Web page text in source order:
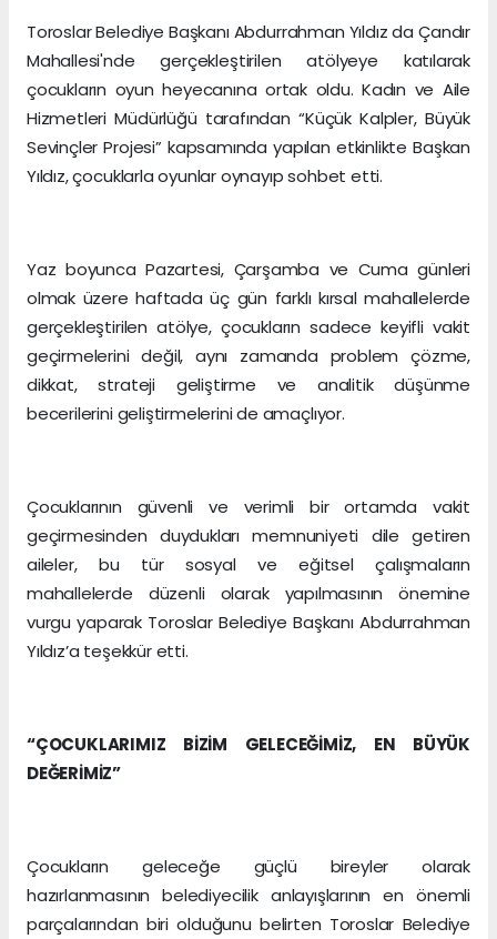
Toroslar Belediye Başkanı Abdurrahman Yıldız da Çandır
Mahallesi'nde gerçekleştirilen atölyeye katılarak
çocukların oyun heyecanına ortak oldu. Kadın ve Aile
Hizmetleri Müdürlüğü tarafından “Küçük Kalpler, Büyük
Sevinçler Projesi” kapsamında yapılan etkinlikte Başkan
Yıldız, çocuklarla oyunlar oynayıp sohbet etti.
Yaz boyunca Pazartesi, Çarşamba ve Cuma günleri
olmak üzere haftada üç gün farklı kırsal mahallelerde
gerçekleştirilen atölye, çocukların sadece keyifli vakit
geçirmelerini değil, aynı zamanda problem çözme,
dikkat, strateji geliştirme ve analitik düşünme
becerilerini geliştirmelerini de amaçlıyor.
Çocuklarının güvenli ve verimli bir ortamda vakit
geçirmesinden duydukları memnuniyeti dile getiren
aileler, bu tür sosyal ve eğitsel çalışmaların
mahallelerde düzenli olarak yapılmasının önemine
vurgu yaparak Toroslar Belediye Başkanı Abdurrahman
Yıldız’a teşekkür etti.
“ÇOCUKLARIMIZ BİZİM GELECEĞİMİZ, EN BÜYÜK
DEĞERİMİZ”
Çocukların geleceğe güçlü bireyler olarak
hazırlanmasının belediyecilik anlayışlarının en önemli
parçalarından biri olduğunu belirten Toroslar Belediye